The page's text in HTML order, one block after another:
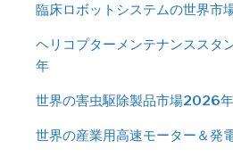
臨床ロボットシステムの世界市
ヘリコプターメンテナンススタ
年
世界の害虫駆除製品市場2026年
世界の産業用高速モーター＆